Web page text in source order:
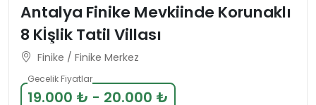
Antalya Finike Mevkiinde Korunaklı
8 Kİşlik Tatil Villası
Finike / Finike Merkez
Gecelik Fiyatlar
19.000 ₺ - 20.000 ₺